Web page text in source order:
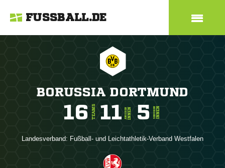
FUSSBALL.DE
BORUSSIA DORTMUND
16 TEAMS 11 JUNIORENINNEN 5 SENIORENINNEN
Landesverband: Fußball- und Leichtathletik-Verband Westfalen